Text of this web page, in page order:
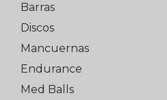
Barras
Discos
Mancuernas
Endurance
Med Balls